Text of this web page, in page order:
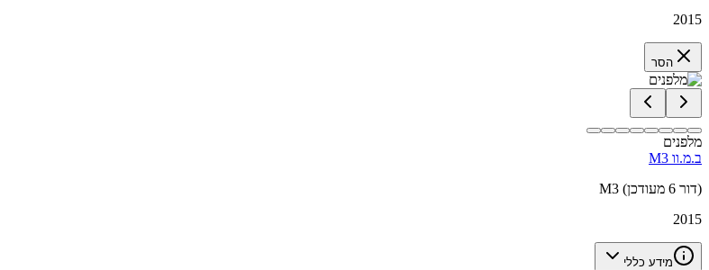
2015
הסר
מלפנים
ב.מ.וו M3
M3 (דור 6 מעודכן)
2015
מידע כללי